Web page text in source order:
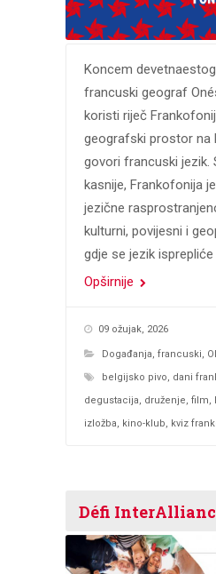
Koncem
francuski geograf
koristi riječ
geografski prostor na
govori francuski jezik.
kasnije, Frankofonija
jezične
kulturni, povijesni i
gdje se jezik isprepliće
Opširnije
09 ožujak, 2026
Događanja francuski
belgijsko pivo
dani
degustacija
druženje film
izložba
kino-klub kviz
Défi